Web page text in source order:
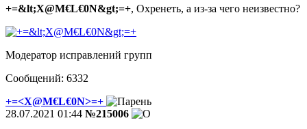
+=&lt;X@M€L€0N&gt;=+, Охренеть, а из-за чего неизвестно?
Модератор исправлений групп
Сообщений: 6332
+=<X@M€L€0N>=+
28.07.2021 01:44 №215006